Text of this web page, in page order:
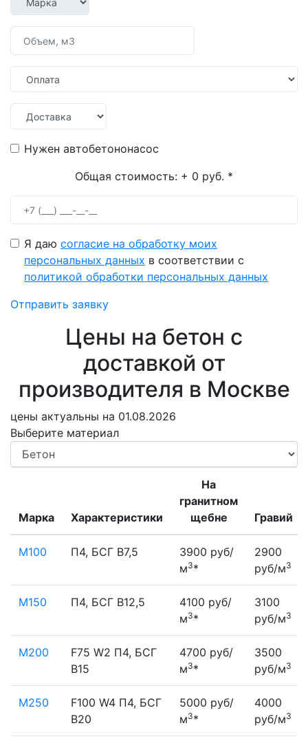
Нужен автобетононасос
Общая стоимость: + 0 руб. *
Я даю согласие на обработку моих
персональных данных в соответствии с
политикой обработки персональных данных
Отправить заявку
Цены на бетон с
доставкой от
производителя в Москве
цены актуальны на 01.08.2026
Выберите материал
Марка Характеристики
На
гранитном
щебне
Гравий
М100 П4, БСГ В7,5
3900 руб/
м3*
2900
руб/м3
М150 П4, БСГ В12,5
4100 руб/
м3*
3100
руб/м3
М200
F75 W2 П4, БСГ
В15
4700 руб/
м3*
3500
руб/м3
М250
F100 W4 П4, БСГ
В20
5000 руб/
м3*
4000
руб/м3